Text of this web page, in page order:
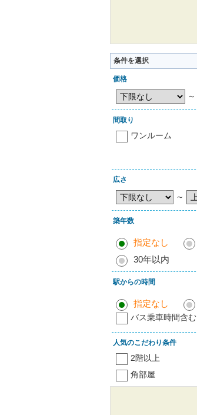
条件を選択
価格
～
間取り
ワンルーム
広さ
～
築年数
指定なし
30年以内
駅からの時間
指定なし
バス乗車時間含む
人気のこだわり条件
2階以上
角部屋